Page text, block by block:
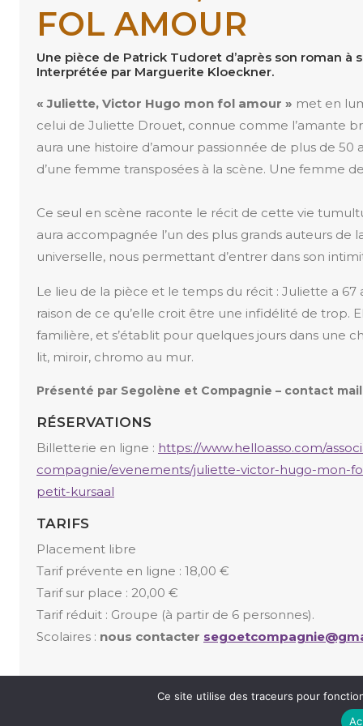
FOL AMOUR
Une pièce de Patrick Tudoret d’après son roman à
Interprétée par Marguerite Kloeckner.
« Juliette, Victor Hugo mon fol amour » met en
celui de Juliette Drouet, connue comme l’amante
aura une histoire d’amour passionnée de plus de 50
d’une femme transposées à la scène. Une femme
Ce seul en scène raconte le récit de cette vie
aura accompagnée l’un des plus grands auteurs de
universelle, nous permettant d’entrer dans son
Le lieu de la pièce et le temps du récit : Juliette a 67
raison de ce qu’elle croit être une infidélité de trop.
familière, et s’établit pour quelques jours dans une
lit, miroir, chromo au mur.
Présenté par Segolène et Compagnie – contact mail
RÉSERVATIONS
Billetterie en ligne : https://www.helloasso.com/
compagnie/evenements/juliette-victor-hugo-mon-
petit-kursaal
TARIFS
Placement libre
Tarif prévente en ligne : 18,00 €
Tarif sur place : 20,00 €
Tarif réduit : Groupe (à partir de 6 personnes).
Scolaires : nous contacter
Ce site utilise des traceurs pour